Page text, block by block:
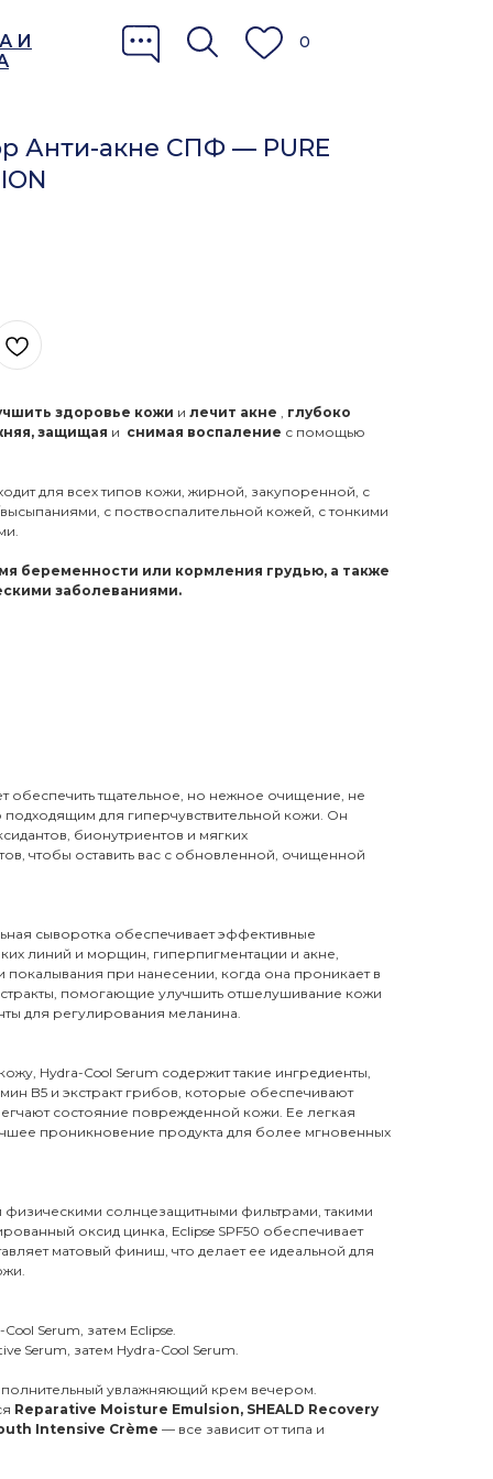
И
0
Анти-акне СПФ — PURE
здоровье кожи и лечит акне , глубоко
защищая и снимая воспаление с помощью
для всех типов кожи, жирной, закупоренной, с
с поствоспалительной кожей, с тонкими
беременности или кормления грудью, а также
заболеваниями.
тщательное, но нежное очищение, не
подходящим для гиперчувствительной кожи. Он
бионутриентов и мягких
чтобы оставить вас с обновленной, очищенной
сыворотка обеспечивает эффективные
линий и морщин, гиперпигментации и акне,
при нанесении, когда она проникает в
помогающие улучшить отшелушивание кожи
для регулирования меланина.
Hydra-Cool Serum содержит такие ингредиенты,
B5 и экстракт грибов, которые обеспечивают
состояние поврежденной кожи. Ее легкая
проникновение продукта для более мгновенных
физическими солнцезащитными фильтрами, такими
оксид цинка, Eclipse SPF50 обеспечивает
матовый финиш, что делает ее идеальной для
Serum, затем Eclipse.
Serum, затем Hydra-Cool Serum.
увлажняющий крем вечером.
Reparative Moisture Emulsion, SHEALD Recovery
Intensive Crème — все зависит от типа и